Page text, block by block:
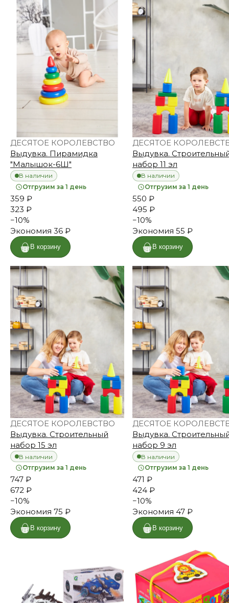
ДЕСЯТОЕ КОРОЛЕВСТВО
Выдувка. Пирамидка
"Малышок-6Ш"
В наличии
Отгрузим за 1 день
359 ₽
323 ₽
−10%
Экономия 36 ₽
В корзину
ДЕСЯТОЕ
Выдувка.
набор 11 эл
В наличии
Отгрузим за 1 день
550 ₽
495 ₽
−10%
Экономия 55 ₽
В корзину
ДЕСЯТОЕ КОРОЛЕВСТВО
Выдувка. Строительный
набор 15 эл
В наличии
Отгрузим за 1 день
747 ₽
672 ₽
−10%
Экономия 75 ₽
В корзину
ДЕСЯТОЕ
Выдувка.
набор 9 эл
В наличии
Отгрузим за 1 день
471 ₽
424 ₽
−10%
Экономия 47 ₽
В корзину